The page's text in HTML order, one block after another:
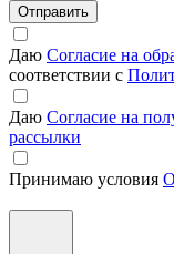
Отправить
Даю Согласие на
соответствии с
Даю Согласие на
рассылки
Принимаю условия